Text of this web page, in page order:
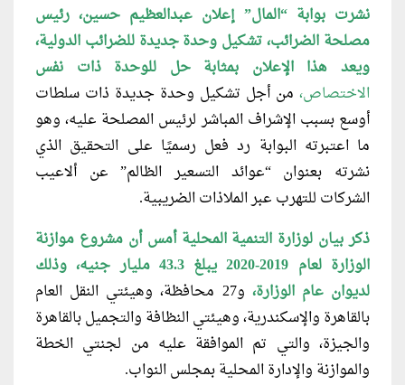
نشرت بوابة “المال” إعلان عبدالعظيم حسين، رئيس
مصلحة الضرائب، تشكيل وحدة جديدة للضرائب الدولية،
ويعد هذا الإعلان بمثابة حل للوحدة ذات نفس
الاختصاص، من أجل تشكيل وحدة جديدة ذات سلطات
أوسع بسبب الإشراف المباشر لرئيس المصلحة عليه، وهو
ما اعتبرته البوابة رد فعل رسميًا على التحقيق الذي
نشرته بعنوان “عوائد التسعير الظالم” عن ألاعيب
الشركات للتهرب عبر الملاذات الضريبية.
ذكر بيان لوزارة التنمية المحلية أمس أن مشروع موازنة
الوزارة لعام 2019-2020 يبلغ 43.3 مليار جنيه، وذلك
لديوان عام الوزارة،
و27 محافظة، وهيئتي النقل العام
بالقاهرة والإسكندرية، وهيئتي النظافة والتجميل بالقاهرة
والجيزة، والتي تم الموافقة عليه من لجنتي الخطة
والموازنة والإدارة المحلية بمجلس النواب.